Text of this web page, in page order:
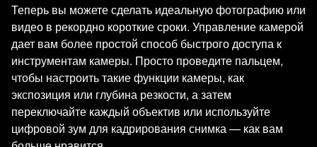
Теперь вы можете сделать идеальную фотографию или
видео в рекордно короткие сроки. Управление камерой
дает вам более простой способ быстрого доступа к
инструментам камеры. Просто проведите пальцем,
чтобы настроить такие функции камеры, как
экспозиция или глубина резкости, а затем
переключайте каждый объектив или используйте
цифровой зум для кадрирования снимка — как вам